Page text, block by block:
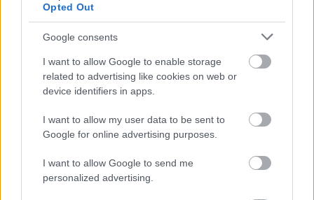
Opted Out
Google consents
I want to allow Google to enable storage
related to advertising like cookies on web or
device identifiers in apps.
I want to allow my user data to be sent to
Google for online advertising purposes.
I want to allow Google to send me
personalized advertising.
részét. Az új játék még idén megérkezik, a teljes körű
fiók közlése alapján.
Separate the real from the rumor... Join us for the
exclusive reveal of the next Life is Strange game:
7pm CET.pic.twitter.com/jYQphhU2e3
— Life is Strange (@LifeIsStrange)